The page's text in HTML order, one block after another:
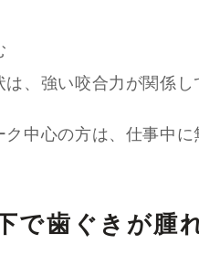
は、強い咬合力が関係し
ク中心の方は、仕事中
で歯ぐきが腫